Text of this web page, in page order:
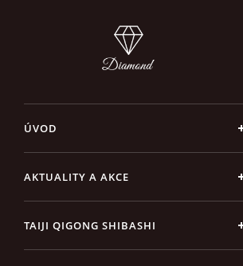
ÚVOD
AKTUALITY A AKCE
TAIJI QIGONG SHIBASHI